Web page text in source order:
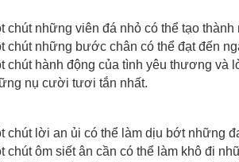
chút những viên đá nhỏ có thể tạo
chút những bước chân có thể đạt đến
chút hành động của tình yêu thương và
nụ cười tươi tắn nhất.
chút lời an ủi có thể làm dịu bớt những
chút ôm siết ân cần có thể làm khô đi